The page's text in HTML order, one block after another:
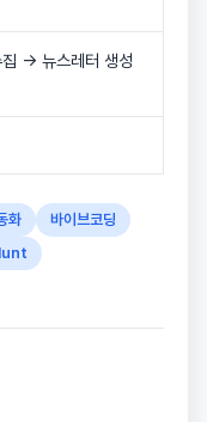
→ 뉴스레터 생성
화
바이브코딩